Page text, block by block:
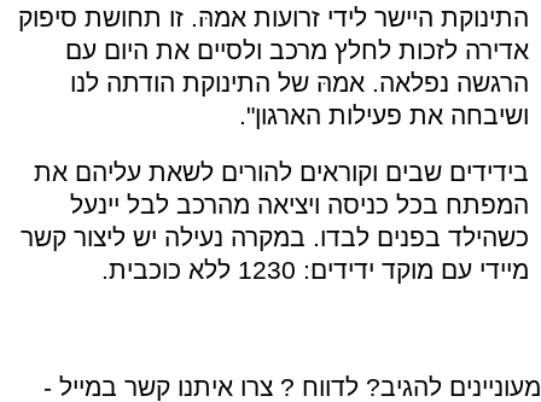
התינוקת היישר לידי זרועות אמהּ. זו תחושת סיפוק
אדירה לזכות לחלץ מרכב ולסיים את היום עם
הרגשה נפלאה. אמהּ של התינוקת הודתה לנו
ושיבחה את פעילות הארגון".
בידידים שבים וקוראים להורים לשאת עליהם את
המפתח בכל כניסה ויציאה מהרכב לבל יינעל
כשהילד בפנים לבדו. במקרה נעילה יש ליצור קשר
מיידי עם מוקד ידידים: 1230 ללא כוכבית.
מעוניינים להגיב? לדווח ? צרו איתנו קשר במייל -